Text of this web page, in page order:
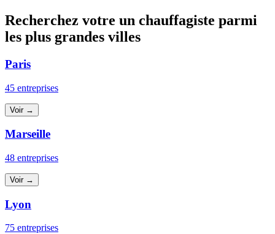
Recherchez votre un chauffagiste parmi
les plus grandes villes
Paris
45 entreprises
Voir →
Marseille
48 entreprises
Voir →
Lyon
75 entreprises